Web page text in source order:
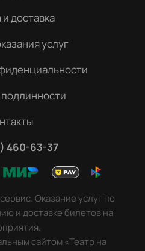
доставка
услуг
подлинности
460-63-37
Оказание услуг по
и доставке билетов на
сайтом «Театр на